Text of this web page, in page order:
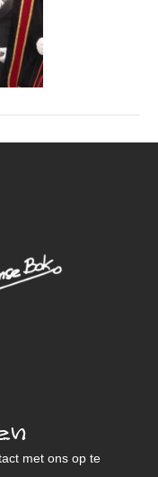
met ons op te